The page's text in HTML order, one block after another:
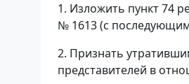
1. Изложить пункт 74
№ 1613 (с
2. Признать
представителей в